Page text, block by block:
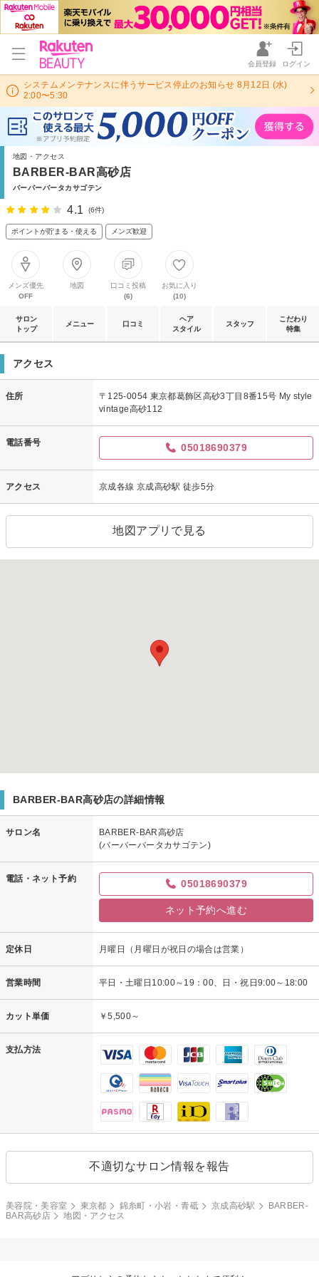
会員登録 ログイン
システムメンテナンスに伴うサービス停止のお知らせ 8月12日 (水)
2:00〜5:30
地図・アクセス
BARBER-BAR高砂店
バーバーバータカサゴテン
4.1 (6件)
ポイントが貯まる・使える メンズ歓迎
メンズ優先
OFF
地図
口コミ投稿
(6)
お気に入り
(10)
サロン
トップ
メニュー 口コミ
ヘア
スタイル
スタッフ
こだわり
特集
アクセス
住所
〒125-0054 東京都葛飾区高砂3丁目8番15号 My style
vintage高砂112
電話番号 05018690379
アクセス 京成各線 京成高砂駅 徒歩5分
地図アプリで見る
BARBER-BAR高砂店の詳細情報
サロン名
BARBER-BAR高砂店
(バーバーバータカサゴテン)
電話・ネット予約 05018690379
ネット予約へ進む
定休日 月曜日（月曜日が祝日の場合は営業）
営業時間 平日・土曜日10:00～19：00、日・祝日9:00～18:00
カット単価 ￥5,500～
支払方法
不適切なサロン情報を報告
美容院・美容室 東京都 錦糸町・小岩・青砥 京成高砂駅
BARBER-
BAR高砂店
地図・アクセス